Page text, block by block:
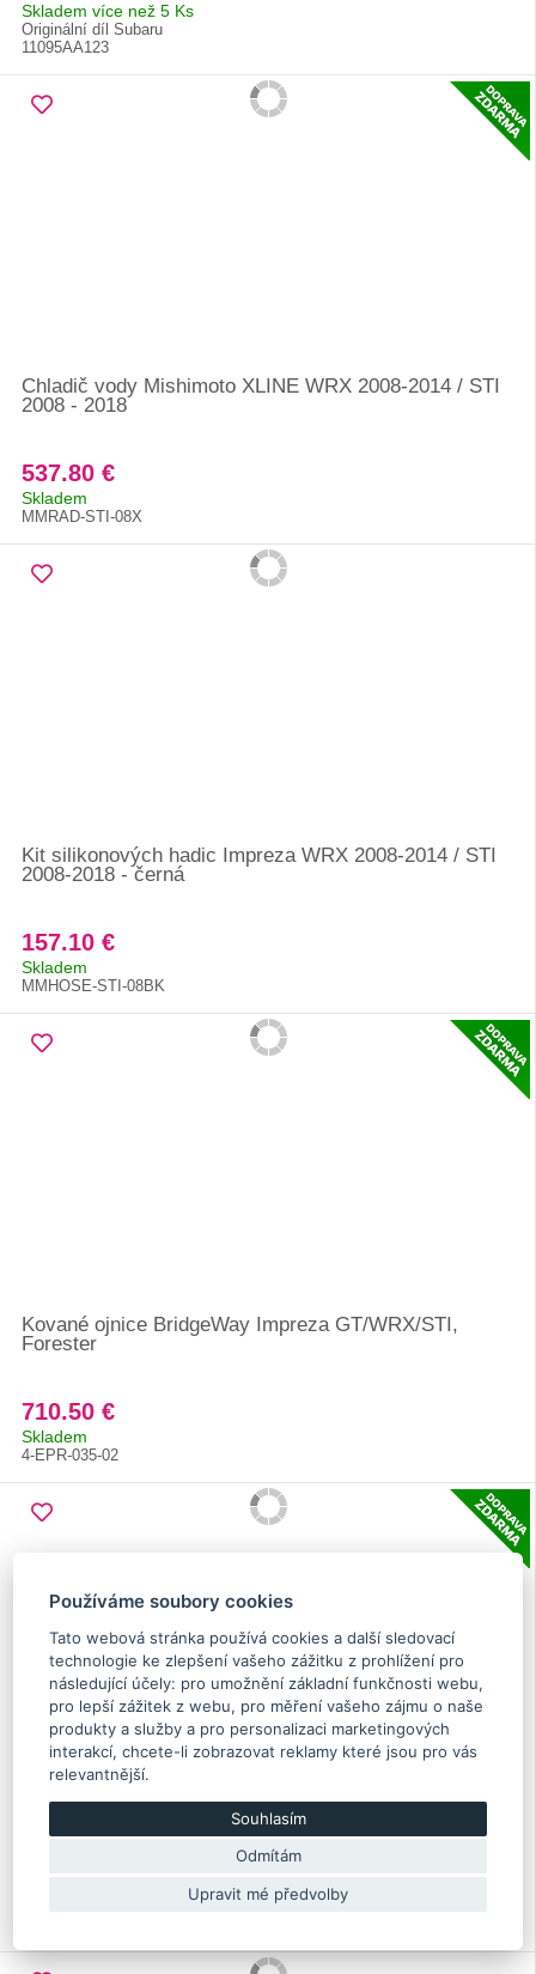
Používáme soubory cookies
Tato webová stránka používá cookies a další sledovací
technologie ke zlepšení vašeho zážitku z prohlížení pro
následující účely: pro umožnění základní funkčnosti webu,
pro lepší zážitek z webu, pro měření vašeho zájmu o naše
produkty a služby a pro personalizaci marketingových
interakcí,chcete-li zobrazovat reklamy které jsou pro vás
relevantnější.
Souhlasím
Odmítám
Upravit mé předvolby
Skladem více než 5 Ks
Originální díl Subaru
11095AA123
Chladič vody Mishimoto XLINE WRX 2008-2014 / STI
2008 - 2018
537.80 €
Skladem
MMRAD-STI-08X
Kit silikonových hadic Impreza WRX 2008-2014 / STI
2008-2018 - černá
157.10 €
Skladem
MMHOSE-STI-08BK
Kované ojnice BridgeWay Impreza GT/WRX/STI,
Forester
710.50 €
Skladem
4-EPR-035-02
Skladem více než 5 Ks